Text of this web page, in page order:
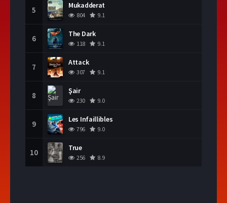
5 Mukadderat
804 9.1
6 The Dark
118 9.1
7 Attack
307 9.1
8 Şair
230 9.0
9 Les Infaillibles
796 9.0
10 True
256 8.9